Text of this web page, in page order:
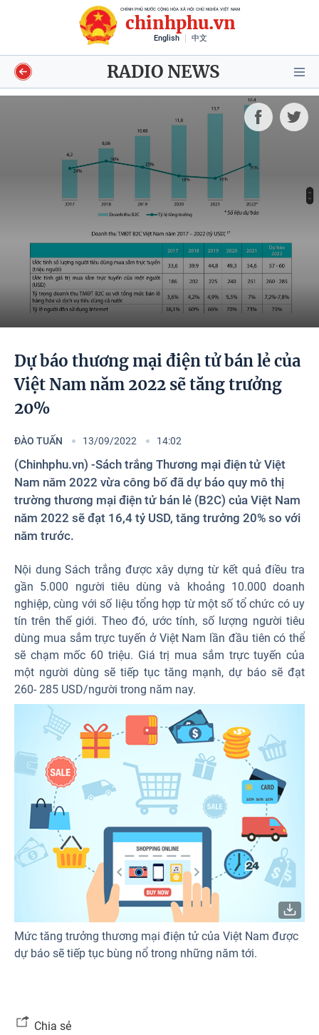
CHÍNH PHỦ NƯỚC CỘNG HÒA XÃ HỘI CHỦ NGHĨA VIỆT NAM
chinhphu.vn
English 中文
RADIO NEWS
Video
Shorts video
Dự báo thương mại điện tử bán lẻ của
Việt Nam năm 2022 sẽ tăng trưởng
20%
ĐÀO TUẤN 13/09/2022 14:02
(Chinhphu.vn) -Sách trắng Thương mại điện tử Việt
Nam năm 2022 vừa công bố đã dự báo quy mô thị
trường thương mại điện tử bán lẻ (B2C) của Việt Nam
năm 2022 sẽ đạt 16,4 tỷ USD, tăng trưởng 20% so với
năm trước.
Nội dung Sách trắng được xây dựng từ kết quả điều tra
gần 5.000 người tiêu dùng và khoảng 10.000 doanh
nghiệp, cùng với số liệu tổng hợp từ một số tổ chức có uy
tín trên thế giới. Theo đó, ước tính, số lượng người tiêu
dùng mua sắm trực tuyến ở Việt Nam lần đầu tiên có thể
sẽ chạm mốc 60 triệu. Giá trị mua sắm trực tuyến của
một người dùng sẽ tiếp tục tăng mạnh, dự báo sẽ đạt
260- 285 USD/người trong năm nay.
Mức tăng trưởng thương mại điện tử của Việt Nam được
dự báo sẽ tiếp tục bùng nổ trong những năm tới.
Chia sẻ